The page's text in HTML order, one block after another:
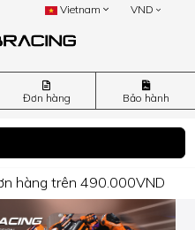
Vietnam VND
Đơn hàng Bảo hành
hàng trên 490.000VND